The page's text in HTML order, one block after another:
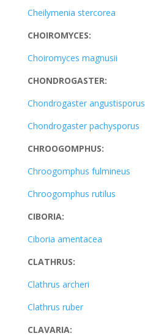
Cheilymenia stercorea
CHOIROMYCES:
Choiromyces magnusii
CHONDROGASTER:
Chondrogaster angustisporus
Chondrogaster pachysporus
CHROOGOMPHUS:
Chroogomphus fulmineus
Chroogomphus rutilus
CIBORIA:
Ciboria amentacea
CLATHRUS:
Clathrus archeri
Clathrus ruber
CLAVARIA: